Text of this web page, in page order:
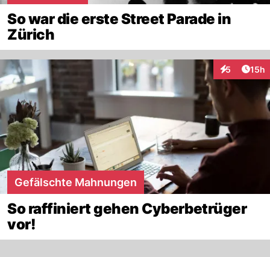
So war die erste Street Parade in
Zürich
5
Interaktionen
15h
Gefälschte Mahnungen
So raffiniert gehen Cyberbetrüger
vor!